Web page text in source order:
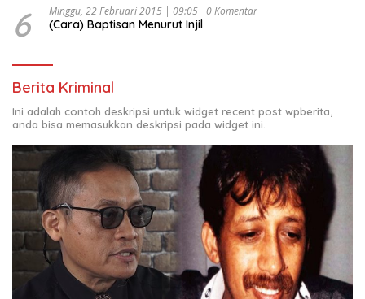
6 Minggu, 22 Februari 2015 | 09:05 0 Komentar
(Cara) Baptisan Menurut Injil
Berita Kriminal
Ini adalah contoh deskripsi untuk widget recent post wpberita,
anda bisa memasukkan deskripsi pada widget ini.